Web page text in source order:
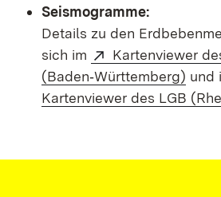
Seismogramme:
Details zu den
sich im
Kartenviewer
(Baden‑Württemberg) und
Kartenviewer des LGB